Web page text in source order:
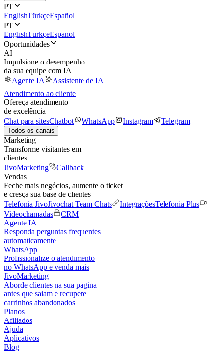
PT
EnglishTürkçeEspañol
PT
EnglishTürkçeEspañol
Oportunidades
AI
Impulsione o desempenho
da sua equipe com IA
Agente IA
Assistente de IA
Atendimento ao cliente
Ofereça atendimento
de excelência
Chat para sitesChatbot WhatsApp Instagram Telegram
Todos os canais
Marketing
Transforme visitantes em
clientes
JivoMarketing
Callback
Vendas
Feche mais negócios, aumente o ticket
e cresça sua base de clientes
Telefonia JivoJivochat Team Chats IntegraçõesTelefonia Plus
Videochamadas
CRM
Agente IA
Responda perguntas frequentes
automaticamente
WhatsApp
Profissionalize o atendimento
no WhatsApp e venda mais
JivoMarketing
Aborde clientes na sua página
antes que saiam e recupere
carrinhos abandonados
Planos
Afiliados
Ajuda
Aplicativos
Blog